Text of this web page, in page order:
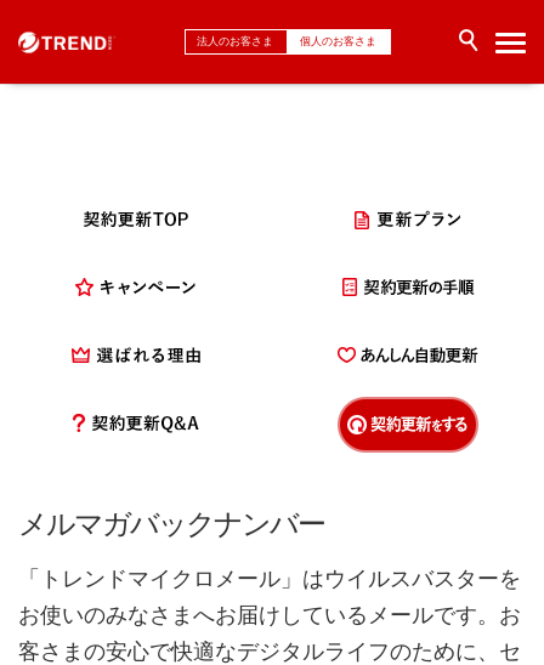
法人のお客さま 個人のお客さま
メルマガバックナンバー
「トレンドマイクロメール」はウイルスバスターを
お使いのみなさまへお届けしているメールです。お
客さまの安心で快適なデジタルライフのために、セ